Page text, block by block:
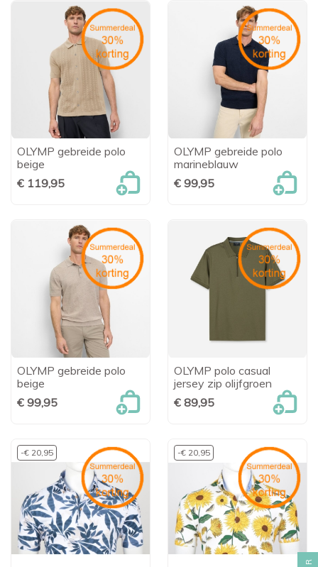
OLYMP gebreide polo
beige
€ 119,95
OLYMP gebreide polo
marineblauw
€ 99,95
OLYMP gebreide polo
beige
€ 99,95
OLYMP polo casual
jersey zip olijfgroen
€ 89,95
-€ 20,95 -€ 20,95